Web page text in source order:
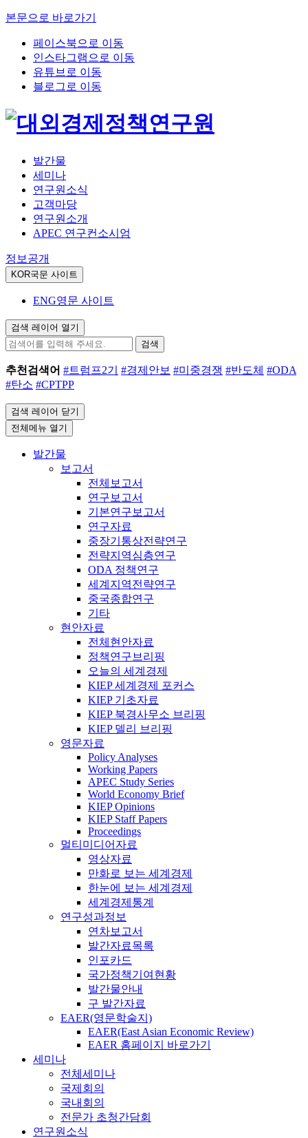
본문으로 바로가기
페이스북으로 이동
인스타그램으로 이동
유튜브로 이동
블로그로 이동
발간물
세미나
연구원소식
고객마당
연구원소개
APEC 연구컨소시엄
정보공개
KOR국문 사이트
ENG영문 사이트
검색 레이어 열기
검색
추천검색어 #트럼프2기 #경제안보 #미중경쟁 #반도체 #ODA
#탄소 #CPTPP
검색 레이어 닫기
전체메뉴 열기
발간물
보고서
전체보고서
연구보고서
기본연구보고서
연구자료
중장기통상전략연구
전략지역심층연구
ODA 정책연구
세계지역전략연구
중국종합연구
기타
현안자료
전체현안자료
정책연구브리핑
오늘의 세계경제
KIEP 세계경제 포커스
KIEP 기초자료
KIEP 북경사무소 브리핑
KIEP 델리 브리핑
영문자료
Policy Analyses
Working Papers
APEC Study Series
World Economy Brief
KIEP Opinions
KIEP Staff Papers
Proceedings
멀티미디어자료
영상자료
만화로 보는 세계경제
한눈에 보는 세계경제
세계경제통계
연구성과정보
연차보고서
발간자료목록
인포카드
국가정책기여현황
발간물안내
구 발간자료
EAER(영문학술지)
EAER(East Asian Economic Review)
EAER 홈페이지 바로가기
세미나
전체세미나
국제회의
국내회의
전문가 초청간담회
연구원소식